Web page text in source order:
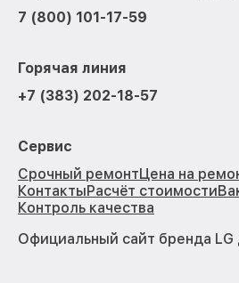
7 (800) 101-17-59
Горячая линия
+7 (383) 202-18-57
Сервис
Срочный ремонтЦена на
КонтактыРасчёт стоимости
Контроль качества
Официальный сайт бренда LG